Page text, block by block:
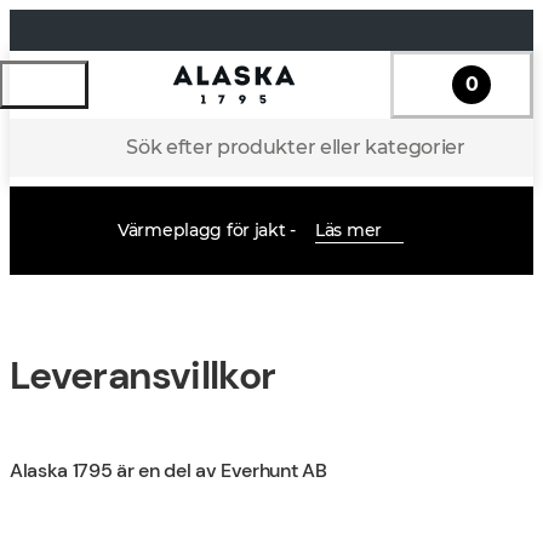
Sök efter produkter eller kategorier
0
Värmeplagg för jakt - Läs mer
Leveransvillkor
Alaska 1795 är en del av Everhunt AB